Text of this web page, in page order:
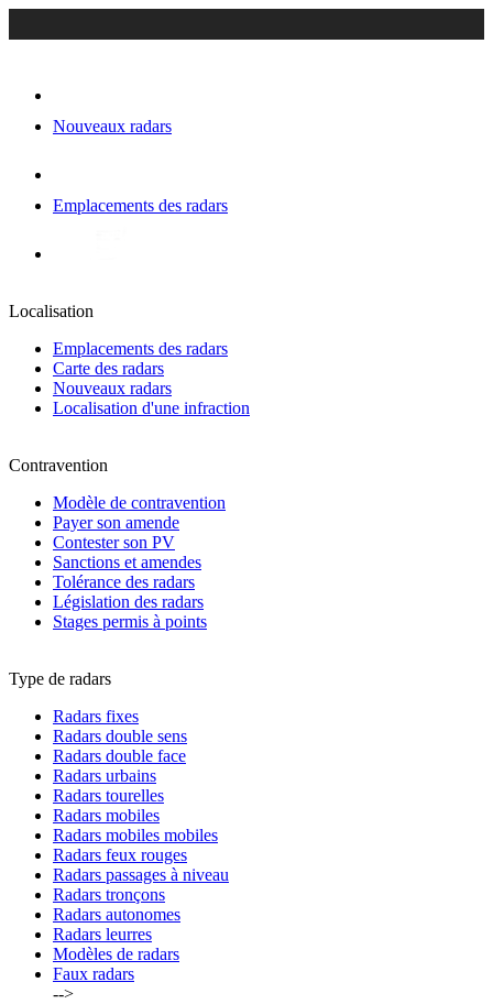
Nouveaux radars
Emplacements des radars
Localisation
Emplacements des radars
Carte des radars
Nouveaux radars
Localisation d'une infraction
Contravention
Modèle de contravention
Payer son amende
Contester son PV
Sanctions et amendes
Tolérance des radars
Législation des radars
Stages permis à points
Type de radars
Radars fixes
Radars double sens
Radars double face
Radars urbains
Radars tourelles
Radars mobiles
Radars mobiles mobiles
Radars feux rouges
Radars passages à niveau
Radars tronçons
Radars autonomes
Radars leurres
Modèles de radars
Faux radars
-->